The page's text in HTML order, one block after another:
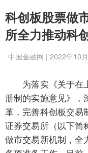
科创板股票做
所全力推动科
中国金融网 | 2022年10
为落实《关于在上
册制的实施意见》，
革，完善科创板交易
证券交易所（以下简
做市交易新机制，全